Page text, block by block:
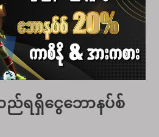
ရရှိငွေဘောနပ်စ်